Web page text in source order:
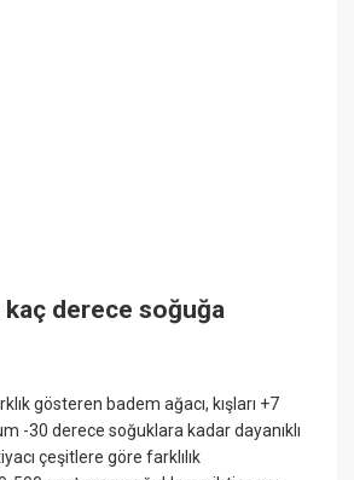
kaç derece soğuğa
gösteren badem ağacı, kışları +7
-30 derece soğuklara kadar dayanıklı
çeşitlere göre farklılık